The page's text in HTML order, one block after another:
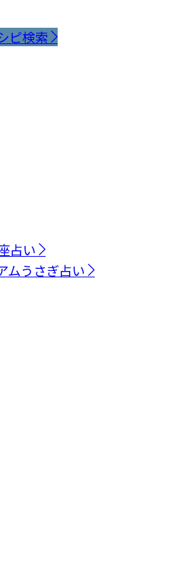
ピ検索
占い
ムうさぎ占い